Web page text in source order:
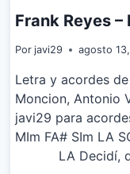
Frank Reyes –
Por javi29 agosto
Letra y acordes
Moncion, Antonio
javi29 para
MIm FA#
LA Decidí,